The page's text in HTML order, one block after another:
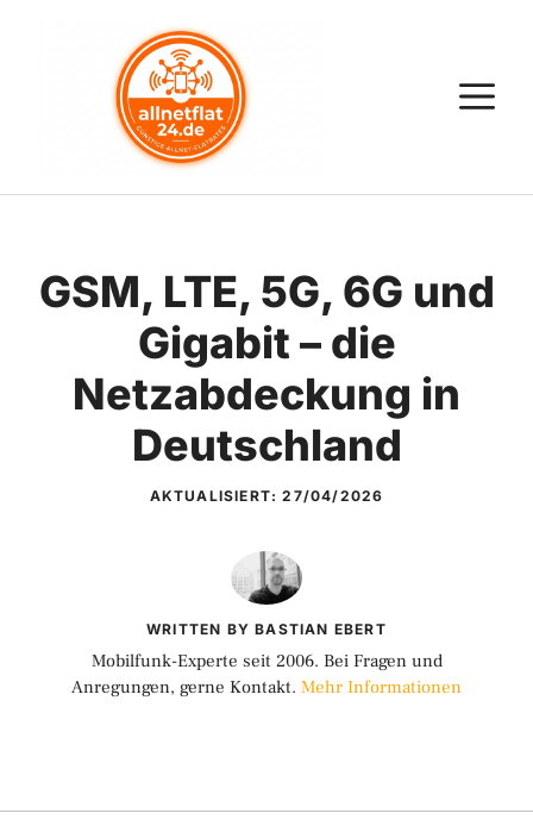
GSM, LTE, 5G, 6G und
Gigabit – die
Netzabdeckung in
Deutschland
AKTUALISIERT:27/04/2026
WRITTEN BY BASTIAN EBERT
Mobilfunk-Experte seit 2006. Bei Fragen und
Anregungen, gerne Kontakt. Mehr Informationen